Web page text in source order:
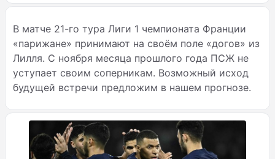
В матче 21-го тура Лиги 1 чемпионата Франции
«парижане» принимают на своём поле «догов» из
Лилля. С ноября месяца прошлого года ПСЖ не
уступает своим соперникам. Возможный исход
будущей встречи предложим в нашем прогнозе.